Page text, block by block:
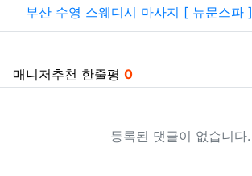
부산 수영 스웨디시 마사지 [ 뉴문스파 ]
매니저추천 한줄평 0
등록된 댓글이 없습니다.